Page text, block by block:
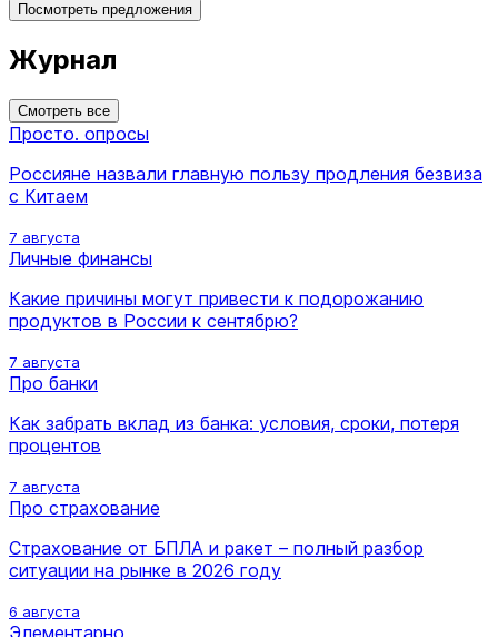
Посмотреть предложения
Журнал
Смотреть все
Просто. опросы
Россияне назвали главную пользу продления безвиза
с Китаем
7 августа
Личные финансы
Какие причины могут привести к подорожанию
продуктов в России к сентябрю?
7 августа
Про банки
Как забрать вклад из банка: условия, сроки, потеря
процентов
7 августа
Про страхование
Страхование от БПЛА и ракет – полный разбор
ситуации на рынке в 2026 году
6 августа
Элементарно